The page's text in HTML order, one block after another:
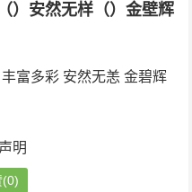
）安然无样（）金壁辉
富多彩 安然无恙 金碧辉
(0)